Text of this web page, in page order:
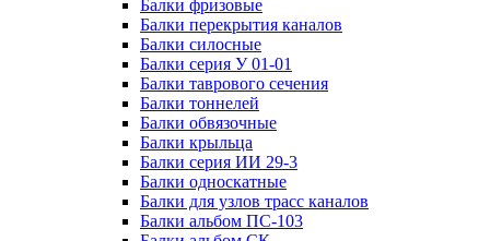
Балки фризовые
Балки перекрытия каналов
Балки силосные
Балки серия У 01-01
Балки таврового сечения
Балки тоннелей
Балки обвязочные
Балки крыльца
Балки серия ИИ 29-3
Балки односкатные
Балки для узлов трасс каналов
Балки альбом ПС-103